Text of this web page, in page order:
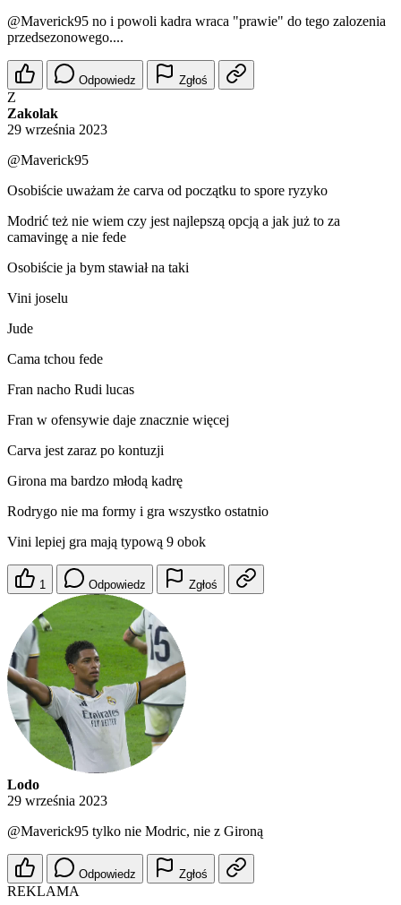
@Maverick95 no i powoli kadra wraca "prawie" do tego zalozenia
przedsezonowego....
Odpowiedz Zgłoś
Z
Zakolak
29 września 2023
@Maverick95
Osobiście uważam że carva od początku to spore ryzyko
Modrić też nie wiem czy jest najlepszą opcją a jak już to za
camavingę a nie fede
Osobiście ja bym stawiał na taki
Vini joselu
Jude
Cama tchou fede
Fran nacho Rudi lucas
Fran w ofensywie daje znacznie więcej
Carva jest zaraz po kontuzji
Girona ma bardzo młodą kadrę
Rodrygo nie ma formy i gra wszystko ostatnio
Vini lepiej gra mają typową 9 obok
1 Odpowiedz Zgłoś
Lodo
29 września 2023
@Maverick95 tylko nie Modric, nie z Gironą
Odpowiedz Zgłoś
REKLAMA